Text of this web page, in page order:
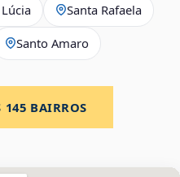
Santa Rafaela
Santo Amaro
145 BAIRROS